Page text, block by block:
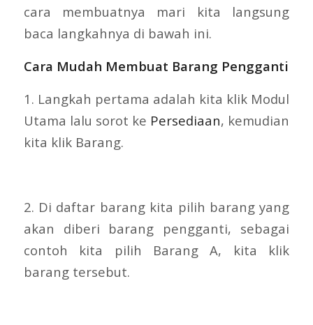
cara membuatnya mari kita langsung
baca langkahnya di bawah ini.
Cara Mudah Membuat Barang Pengganti
1. Langkah pertama adalah kita klik Modul
Utama lalu sorot ke Persediaan, kemudian
kita klik Barang.
2. Di daftar barang kita pilih barang yang
akan diberi barang pengganti, sebagai
contoh kita pilih Barang A, kita klik
barang tersebut.